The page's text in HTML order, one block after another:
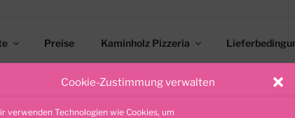
Cookie-Zustimmung verwalten
verwenden Technologien wie Cookies, um
Preise Kaminholz Pizzeria
Impressum Versicherung Gommern